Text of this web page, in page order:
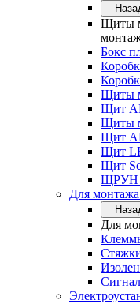
Щиты
Бокс
Щиты
Щит
Щиты
Щит
Щит
Щит
ЩРУН
Для монтажа
Для